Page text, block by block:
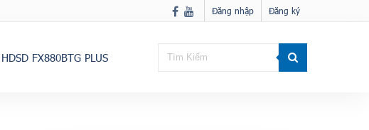
Đăng nhập Đăng ký
HDSD FX880BTG PLUS